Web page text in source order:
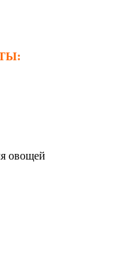
овощей